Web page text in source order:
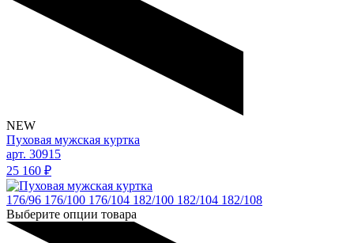
NEW
Пуховая мужская куртка
арт. 30915
25 160 ₽
176/96 176/100 176/104 182/100 182/104 182/108
Выберите опции товара